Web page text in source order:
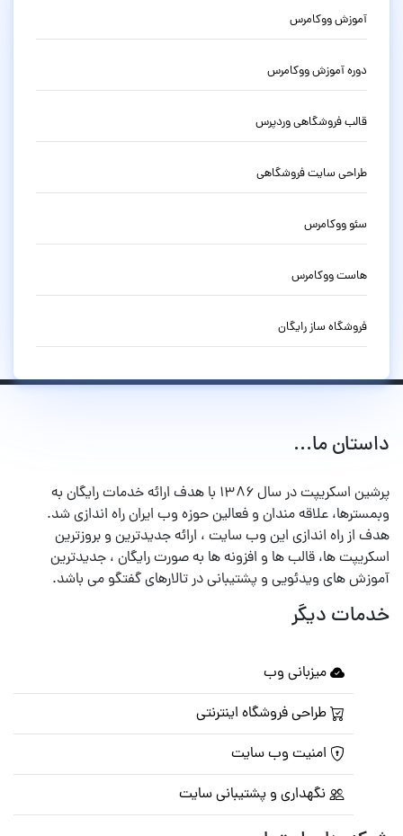
آموزش ووکامرس
دوره آموزش ووکامرس
قالب فروشگاهی وردپرس
طراحی سایت فروشگاهی
سئو ووکامرس
هاست ووکامرس
فروشگاه ساز رایگان
داستان ما...
پرشین اسکریپت در سال ۱۳۸۶ با هدف ارائه خدمات رایگان به
وبمسترها، علاقه مندان و فعالین حوزه وب ایران راه اندازی شد.
هدف از راه اندازی این وب سایت ، ارائه جدیدترین و بروزترین
اسکریپت ها، قالب ها و افزونه ها به صورت رایگان ، جدیدترین
آموزش های ویدئویی و پشتیبانی در تالارهای گفتگو می باشد.
خدمات دیگر
میزبانی وب
طراحی فروشگاه اینترنتی
امنیت وب سایت
نگهداری و پشتیبانی سایت